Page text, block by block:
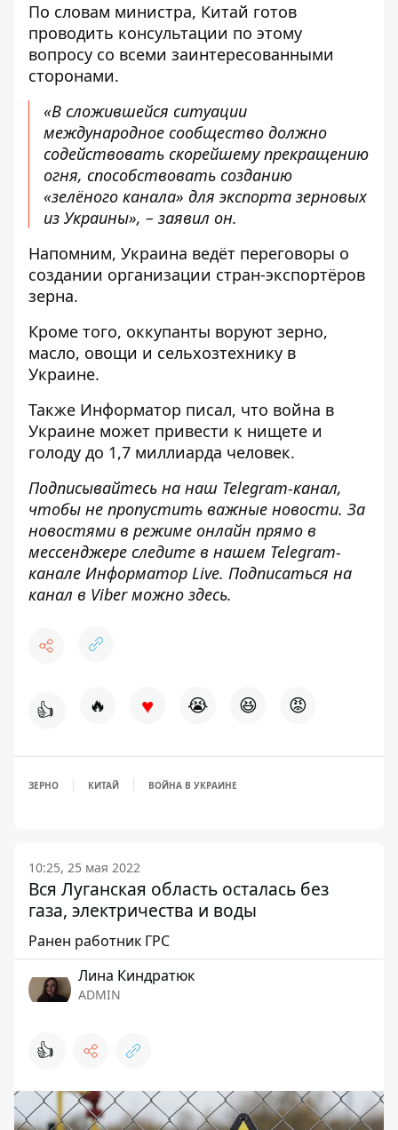
По словам министра, Китай готов
проводить консультации по этому
вопросу со всеми заинтересованными
сторонами.
«В сложившейся ситуации
международное сообщество должно
содействовать скорейшему прекращению
огня, способствовать созданию
«зелёного канала» для экспорта зерновых
из Украины», – заявил он.
Напомним, Украина ведёт переговоры о
создании организации стран-экспортёров
зерна.
Кроме того, оккупанты воруют зерно,
масло, овощи и сельхозтехнику в
Украине.
Также Информатор писал, что война в
Украине может привести к нищете и
голоду до 1,7 миллиарда человек.
Подписывайтесь на наш Telegram-канал,
чтобы не пропустить важные новости. За
новостями в режиме онлайн прямо в
мессенджере следите в нашем Telegram-
канале Информатор Live. Подписаться на
канал в Viber можно здесь.
👍 🔥 ♥ 😭 😆 😡
ЗЕРНО КИТАЙ ВОЙНА В УКРАИНЕ
10:25, 25 мая 2022
Вся Луганская область осталась без
газа, электричества и воды
Ранен работник ГРС
Лина Киндратюк
ADMIN
👍